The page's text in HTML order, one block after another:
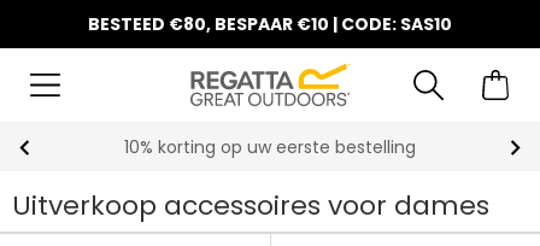
BESTEED €80, BESPAAR €10 | CODE: SAS10
10% korting op uw eerste bestelling
Uitverkoop accessoires voor dames